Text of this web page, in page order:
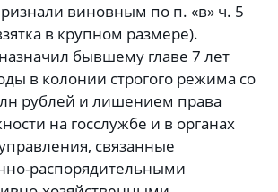
виновным по п. «в» ч. 5
в крупном размере).
бывшему главе 7 лет
в колонии строгого режима со
рублей и лишением права
на госслужбе и в органах
связанные
распорядительными